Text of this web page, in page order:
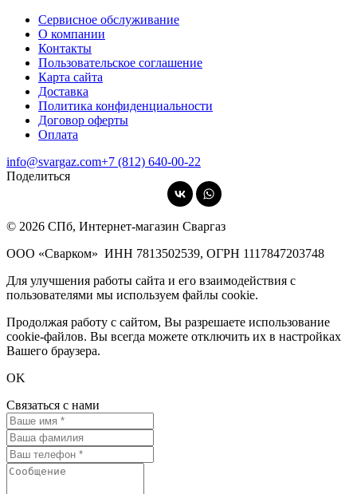
Сервисное обслуживание
О компании
Контакты
Пользовательское соглашение
Карта сайта
Доставка
Политика конфиденциальности
Договор оферты
Оплата
info@svargaz.com+7 (812) 640‑00‑22
Поделиться
© 2026 СПб, Интернет-магазин Сваргаз
ООО «Сварком» ИНН 7813502539, ОГРН 1117847203748
Для улучшения работы сайта и его взаимодействия с
пользователями мы используем файлы cookie.
Продолжая работу с сайтом, Вы разрешаете использование
cookie-файлов. Вы всегда можете отключить их в настройках
Вашего браузера.
OK
Связаться с нами